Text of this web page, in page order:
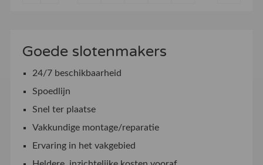
Goede slotenmakers
24/7 beschikbaarheid
Spoedlijn
Snel ter plaatse
Vakkundige montage/reparatie
Ervaring in het vakgebied